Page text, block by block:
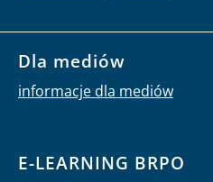
Dla mediów
informacje dla mediów
E-LEARNING BRPO